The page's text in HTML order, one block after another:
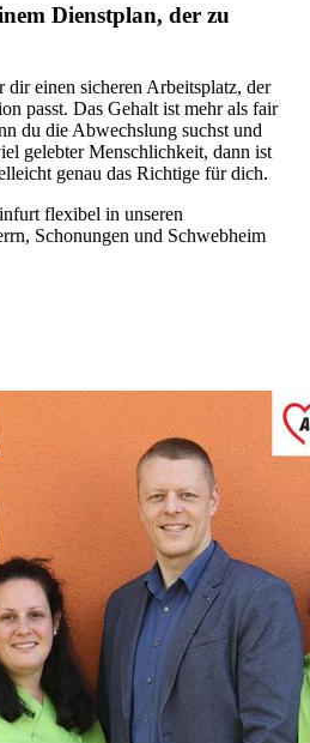
Dienstplan, der zu
einen sicheren Arbeitsplatz, der
passt. Das Gehalt ist mehr als fair
du die Abwechslung suchst und
gelebter Menschlichkeit, dann ist
genau das Richtige für dich.
flexibel in unseren
Schonungen und Schwebheim